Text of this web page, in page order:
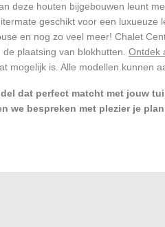
deze houten bijgebouwen leunt
geschikt voor een luxueuze
en nog zo veel meer! Chalet
plaatsing van blokhutten. Ontdek
mogelijk is. Alle modellen kunnen
dat perfect matcht met jouw
we bespreken met plezier je